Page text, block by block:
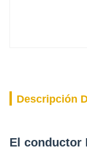
Descripción
El conductor